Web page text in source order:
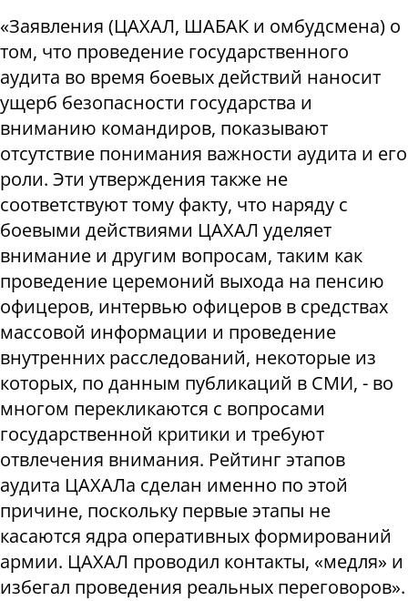
«Заявления (ЦАХАЛ, ШАБАК и омбудсмена) о
том, что проведение государственного
аудита во время боевых действий наносит
ущерб безопасности государства и
вниманию командиров, показывают
отсутствие понимания важности аудита и его
роли. Эти утверждения также не
соответствуют тому факту, что наряду с
боевыми действиями ЦАХАЛ уделяет
внимание и другим вопросам, таким как
проведение церемоний выхода на пенсию
офицеров, интервью офицеров в средствах
массовой информации и проведение
внутренних расследований, некоторые из
которых, по данным публикаций в СМИ, - во
многом перекликаются с вопросами
государственной критики и требуют
отвлечения внимания. Рейтинг этапов
аудита ЦАХАЛа сделан именно по этой
причине, поскольку первые этапы не
касаются ядра оперативных формирований
армии. ЦАХАЛ проводил контакты, «медля» и
избегал проведения реальных переговоров».